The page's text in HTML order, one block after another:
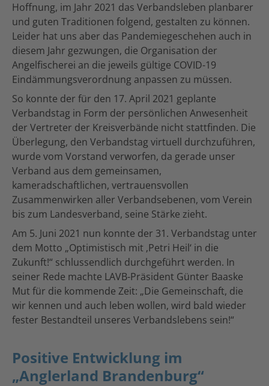
Hoffnung, im Jahr 2021 das Verbandsleben planbarer
und guten Traditionen folgend, gestalten zu können.
Leider hat uns aber das Pandemiegeschehen auch in
diesem Jahr gezwungen, die Organisation der
Angelfischerei an die jeweils gültige COVID-19
Eindämmungsverordnung anpassen zu müssen.
So konnte der für den 17. April 2021 geplante
Verbandstag in Form der persönlichen Anwesenheit
der Vertreter der Kreisverbände nicht stattfinden. Die
Überlegung, den Verbandstag virtuell durchzuführen,
wurde vom Vorstand verworfen, da gerade unser
Verband aus dem gemeinsamen,
kameradschaftlichen, vertrauensvollen
Zusammenwirken aller Verbandsebenen, vom Verein
bis zum Landesverband, seine Stärke zieht.
Am 5. Juni 2021 nun konnte der 31. Verbandstag unter
dem Motto „Optimistisch mit ‚Petri Heil‘ in die
Zukunft!“ schlussendlich durchgeführt werden. In
seiner Rede machte LAVB-Präsident Günter Baaske
Mut für die kommende Zeit: „Die Gemeinschaft, die
wir kennen und auch leben wollen, wird bald wieder
fester Bestandteil unseres Verbandslebens sein!“
Positive Entwicklung im
„Anglerland Brandenburg“